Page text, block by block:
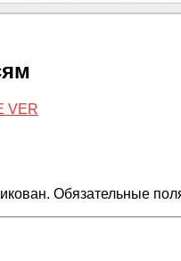
VER
Обязательные